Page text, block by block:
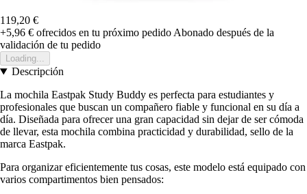
119,20 €
+5,96 € ofrecidos en tu próximo pedido Abonado después de la
validación de tu pedido
Loading...
Descripción
La mochila Eastpak Study Buddy es perfecta para estudiantes y
profesionales que buscan un compañero fiable y funcional en su día a
día. Diseñada para ofrecer una gran capacidad sin dejar de ser cómoda
de llevar, esta mochila combina practicidad y durabilidad, sello de la
marca Eastpak.
Para organizar eficientemente tus cosas, este modelo está equipado con
varios compartimentos bien pensados: